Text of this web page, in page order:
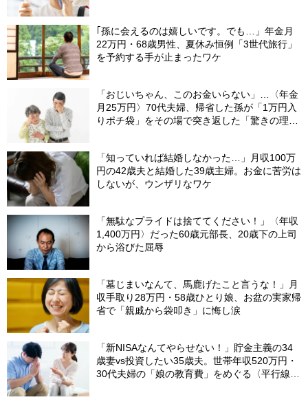
｢孫に会えるのは嬉しいです。でも…」年金月
22万円・68歳男性、夏休み恒例「3世代旅行」
を予約する手が止まったワケ
「おじいちゃん、このお金いらない」…〈年金
月25万円〉70代夫婦、帰省した孫が「1万円入
りポチ袋」をその場で突き返した「驚きの理
「知っていれば結婚しなかった…」月収100万
円の42歳夫と結婚した39歳主婦。お金に苦労は
しないが、ウンザリなワケ
「無駄なプライドは捨ててください！」〈年収
1,400万円〉だった60歳元部長、20歳下の上司
から浴びた屈辱
「墓じまいなんて、馬鹿げたこと言うな！」月
収手取り28万円・58歳ひとり娘、お盆の実家帰
省で「親戚から袋叩き」に悔し涙
「新NISAなんてやらせない！」貯金主義の34
歳妻vs投資したい35歳夫。世帯年収520万円・
30代夫婦の「娘の教育費」をめぐる〈平行線の